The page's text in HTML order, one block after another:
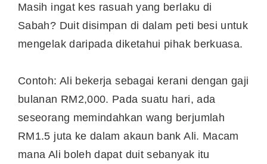
Masih ingat kes rasuah yang berlaku di
Sabah? Duit disimpan di dalam peti besi untuk
mengelak daripada diketahui pihak berkuasa.
Contoh: Ali bekerja sebagai kerani dengan gaji
bulanan RM2,000. Pada suatu hari, ada
seseorang memindahkan wang berjumlah
RM1.5 juta ke dalam akaun bank Ali. Macam
mana Ali boleh dapat duit sebanyak itu